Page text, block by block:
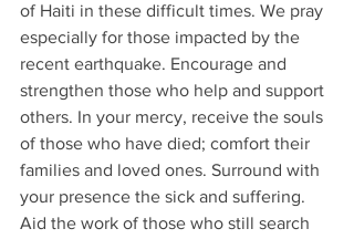
of Haiti in these difficult times. We pray
especially for those impacted by the
recent earthquake. Encourage and
strengthen those who help and support
others. In your mercy, receive the souls
of those who have died; comfort their
families and loved ones. Surround with
your presence the sick and suffering.
Aid the work of those who still search